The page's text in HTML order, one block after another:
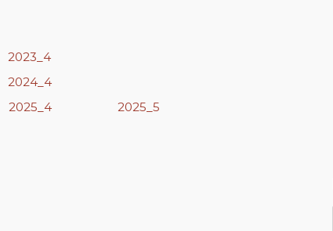
2023_4
2024_4
2025_4
2025_5